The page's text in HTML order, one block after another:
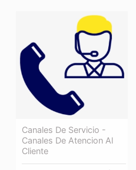
Canales De Servicio -
Canales De Atencion Al
Cliente